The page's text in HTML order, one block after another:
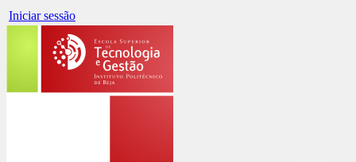
Iniciar sessão